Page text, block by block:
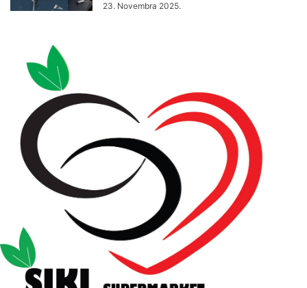
23. Novembra 2025.